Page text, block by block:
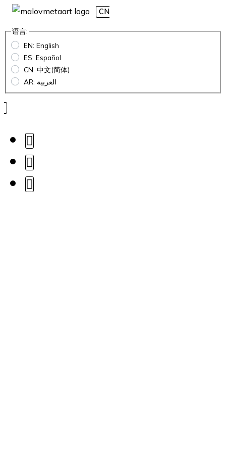
CN
语言:
EN: English
ES: Español
CN: 中文(简体)
AR: العربية